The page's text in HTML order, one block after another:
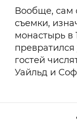
Вообще, сам
съемки,
монастырь в
превратился
гостей
Уайльд и